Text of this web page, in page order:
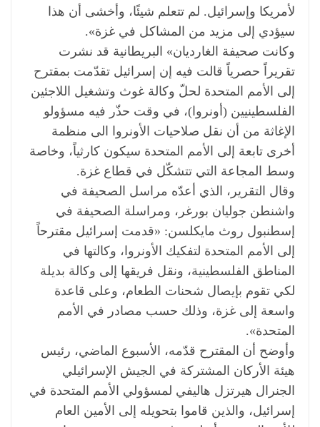
لأمريكا وإسرائيل. لم تتعلم شيئًا، وأخشى أن هذا
سيؤدي إلى مزيد من المشاكل في غزة».
وكانت صحيفة الغارديان» البريطانية قد نشرت
تقريراً حصرياً قالت فيه إن إسرائيل تقدّمت بمقترح
إلى الأمم المتحدة لحلّ وكالة غوث وتشغيل اللاجئين
الفلسطينيين (أونروا)، في وقت حذّر فيه مسؤولو
الإغاثة من أن نقل صلاحيات الأونروا الى منظمة
أخرى تابعة إلى الأمم المتحدة سيكون كارثياً، وخاصة
وسط المجاعة التي تتشكّل في قطاع غزة.
وقال التقرير، الذي أعدّه مراسل الصحيفة في
واشنطن جوليان بورغر، ومراسلة الصحيفة في
إسطنبول روث مايكلسن: «قدمت إسرائيل مقترحاً
إلى الأمم المتحدة لتفكيك الأونروا، وكالتها في
المناطق الفلسطينية، ونقل فريقها إلى وكالة بديلة
لكي تقوم بإيصال شحنات الطعام، وعلى قاعدة
واسعة إلى غزة، وذلك حسب مصادر في الأمم
المتحدة».
وأوضح أن المقترح قدّمه، الأسبوع الماضي، رئيس
هيئة الأركان المشتركة في الجيش الإسرائيلي
الجنرال هيرتزل هاليفي لمسؤولي الأمم المتحدة في
إسرائيل، والذين قاموا بتحويله إلى الأمين العام